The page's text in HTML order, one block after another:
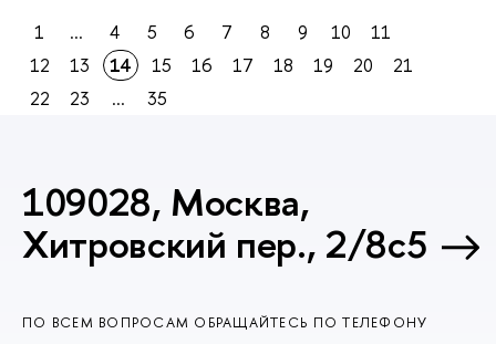
1 ... 4 5 6 7 8 9 10
11
12
13 14 15 16 17 18 19 20
21
22
23 ... 35
109028, Москва,
Хитровский пер., 2/8с5
ПО ВСЕМ ВОПРОСАМ ОБРАЩАЙТЕСЬ ПО ТЕЛЕФОНУ